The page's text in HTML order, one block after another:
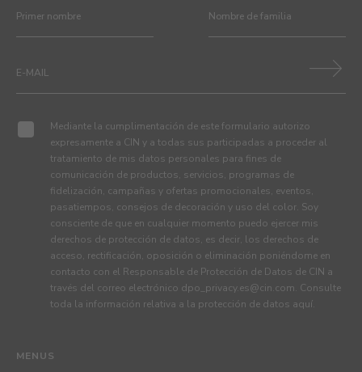
MENUS
Mediante la cumplimentación de este formulario autorizo
expresamente a CIN y a todas sus participadas a proceder al
tratamiento de mis datos personales para fines de
comunicación de productos, servicios, programas de
fidelización, campañas y ofertas promocionales, eventos,
pasatiempos, consejos de decoración y uso del color. Soy
consciente de que en cualquier momento puedo ejercer mis
derechos de protección de datos, es decir, los derechos de
acceso, rectificación, oposición o eliminación poniéndome en
contacto con el Responsable de Protección de Datos de CIN a
través del correo electrónico dpo_privacy.es@cin.com. Consulte
toda la información relativa a la protección de datos aquí.